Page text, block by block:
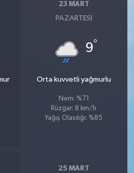
23 MART
PAZARTESI
9°
Orta kuvvetli yağmurlu
Nem: %71
Rüzgar: 8 km/h
Yağış Olasılığı: %85
25 MART